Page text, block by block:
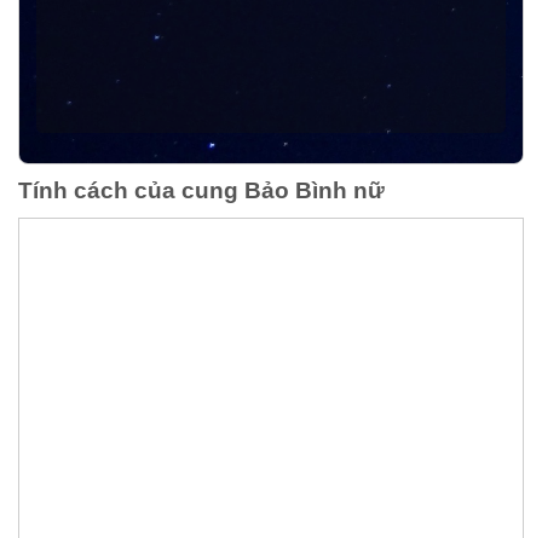
Tính cách của cung Bảo Bình nữ